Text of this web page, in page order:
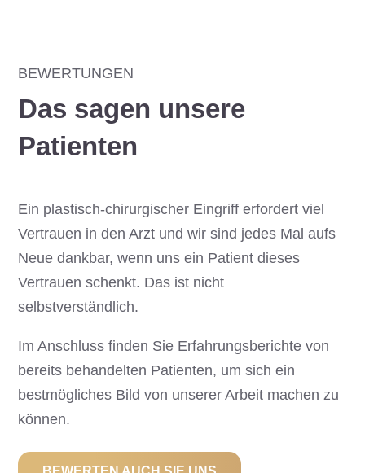
BEWERTUNGEN
Das sagen unsere
Patienten
Ein plastisch-chirurgischer Eingriff erfordert viel
Vertrauen in den Arzt und wir sind jedes Mal aufs
Neue dankbar, wenn uns ein Patient dieses
Vertrauen schenkt. Das ist nicht
selbstverständlich.
Im Anschluss finden Sie Erfahrungsberichte von
bereits behandelten Patienten, um sich ein
bestmögliches Bild von unserer Arbeit machen zu
können.